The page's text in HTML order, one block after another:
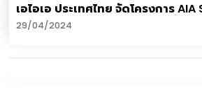
เอไอเอ ประเทศไทย จัดโครงการ
30 days – Start for Better เริ่มต้
อย่างยั่งยืน
29/04/2024